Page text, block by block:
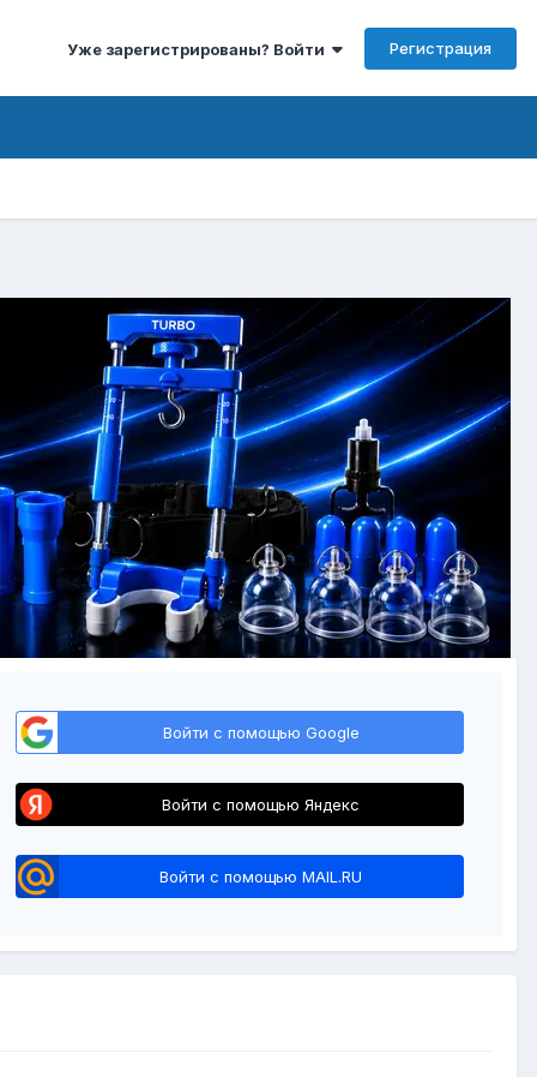
Уже зарегистрированы? Войти Регистрация
Войти с помощью Google
Войти с помощью Яндекс
Войти с помощью MAIL.RU